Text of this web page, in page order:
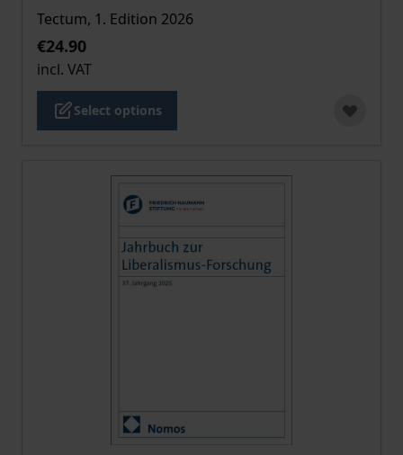
Tectum, 1. Edition 2026
€24.90
incl. VAT
Select options